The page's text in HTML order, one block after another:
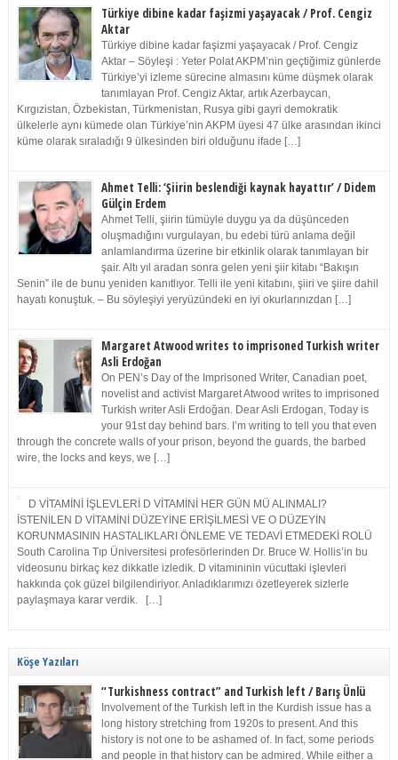
Türkiye dibine kadar faşizmi yaşayacak / Prof. Cengiz
Aktar
Türkiye dibine kadar faşizmi yaşayacak / Prof. Cengiz
Aktar – Söyleşi : Yeter Polat AKPM’nin geçtiğimiz günlerde
Türkiye’yi izleme sürecine almasını küme düşmek olarak
tanımlayan Prof. Cengiz Aktar, artık Azerbaycan,
Kırgızistan, Özbekistan, Türkmenistan, Rusya gibi gayri demokratik
ülkelerle aynı kümede olan Türkiye’nin AKPM üyesi 47 ülke arasından ikinci
küme olarak sıraladığı 9 ülkesinden biri olduğunu ifade […]
Ahmet Telli: ‘Şiirin beslendiği kaynak hayattır’ / Didem
Gülçin Erdem
Ahmet Telli, şiirin tümüyle duygu ya da düşünceden
oluşmadığını vurgulayan, bu edebi türü anlama değil
anlamlandırma üzerine bir etkinlik olarak tanımlayan bir
şair. Altı yıl aradan sonra gelen yeni şiir kitabı “Bakışın
Senin” ile de bunu yeniden kanıtlıyor. Telli ile yeni kitabını, şiiri ve şiire dahil
hayatı konuştuk. – Bu söyleşiyi yeryüzündeki en iyi okurlarınızdan […]
Margaret Atwood writes to imprisoned Turkish writer
Asli Erdoğan
On PEN’s Day of the Imprisoned Writer, Canadian poet,
novelist and activist Margaret Atwood writes to imprisoned
Turkish writer Asli Erdoğan. Dear Asli Erdogan, Today is
your 91st day behind bars. I’m writing to tell you that even
through the concrete walls of your prison, beyond the guards, the barbed
wire, the locks and keys, we […]
D VİTAMİNİ İŞLEVLERİ D VİTAMİNİ HER GÜN MÜ ALINMALI?
İSTENİLEN D VİTAMİNİ DÜZEYİNE ERİŞİLMESİ VE O DÜZEYİN
KORUNMASININ HASTALIKLARI ÖNLEME VE TEDAVİ ETMEDEKİ ROLÜ
South Carolina Tıp Üniversitesi profesörlerinden Dr. Bruce W. Hollis’in bu
videosunu birkaç kez dikkatle izledik. D vitamininin vücuttaki işlevleri
hakkında çok güzel bilgilendiriyor. Anladıklarımızı özetleyerek sizlerle
paylaşmaya karar verdik. […]
Köşe Yazıları
“Turkishness contract” and Turkish left / Barış Ünlü
Involvement of the Turkish left in the Kurdish issue has a
long history stretching from 1920s to present. And this
history is not one to be ashamed of. In fact, some periods
and people in that history can be admired. While either a